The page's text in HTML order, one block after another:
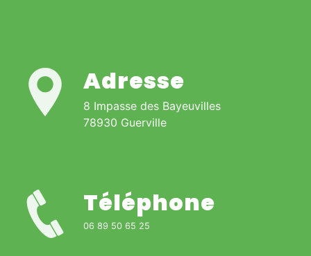
Adresse
8 Impasse des Bayeuvilles
78930 Guerville
Téléphone
06 89 50 65 25